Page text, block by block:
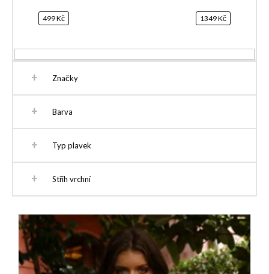
499Kč 1349Kč
Značky
Barva
Typ plavek
Střih vrchní
V